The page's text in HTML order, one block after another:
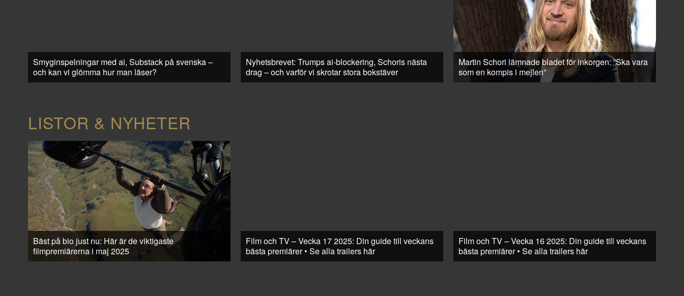
Smyginspelningar med ai, Substack på svenska –
och kan vi glömma hur man läser?
Nyhetsbrevet: Trumps ai-blockering, Schoris nästa
drag – och varför vi skrotar stora bokstäver
Martin Schori lämnade bladet för inkorgen: ”Ska vara
som en kompis i mejlen”
LISTOR & NYHETER
Bäst på bio just nu: Här är de viktigaste
filmpremiärerna i maj 2025
Film och TV – Vecka 17 2025: Din guide till veckans
bästa premiärer • Se alla trailers här
Film och TV – Vecka 16 2025: Din guide till veckans
bästa premiärer • Se alla trailers här